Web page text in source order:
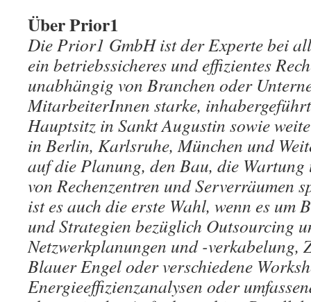
Über Prior1
Die Prior1 GmbH ist der Experte bei
ein betriebssicheres und effizientes
unabhängig von Branchen oder
MitarbeiterInnen starke,
Hauptsitz in Sankt Augustin sowie
in Berlin, Karlsruhe, München und
auf die Planung, den Bau, die
von Rechenzentren und Serverräumen
ist es auch die erste Wahl, wenn es um
und Strategien bezüglich Outsourcing
Netzwerkplanungen und -verkabelung,
Blauer Engel oder verschiedene
Energieeffizienzanalysen oder